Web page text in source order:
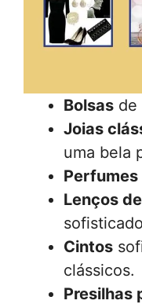
Bolsas de
Joias
uma bela
Perfumes
Lenços
Cintos
clássicos.
Presilhas